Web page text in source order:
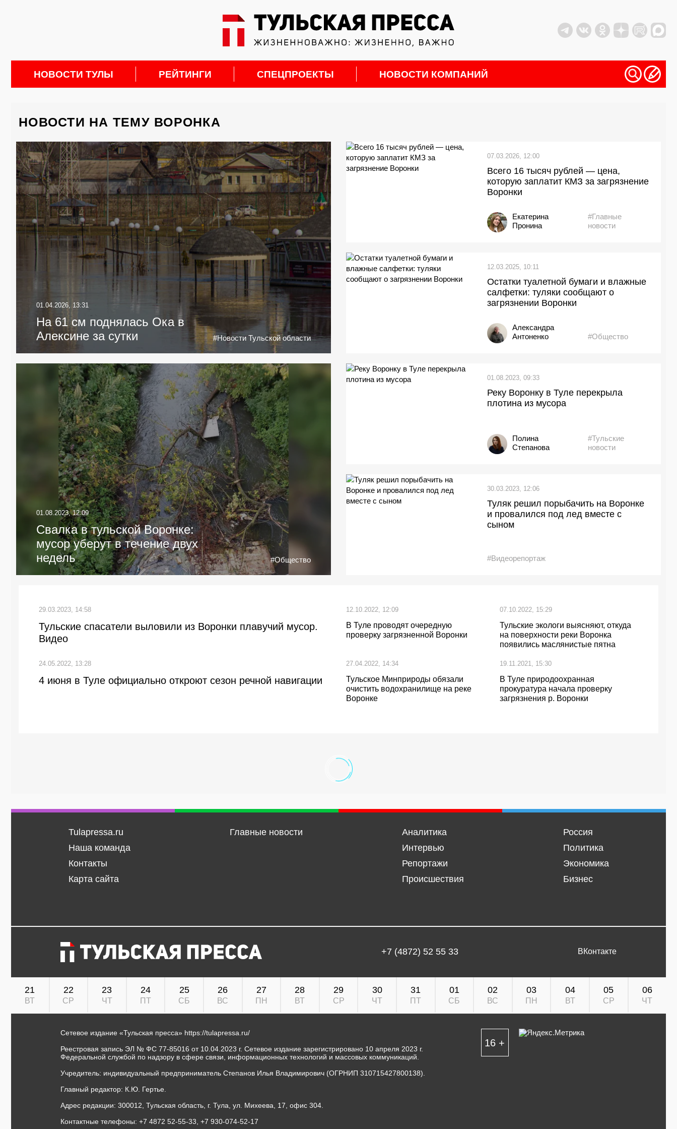
НОВОСТИ ТУЛЫ РЕЙТИНГИ СПЕЦПРОЕКТЫ НОВОСТИ КОМПАНИЙ
НОВОСТИ НА ТЕМУ ВОРОНКА
01.04.2026, 13:31
На 61 см поднялась Ока в
Алексине за сутки
#Новости Тульской области
07.03.2026, 12:00
Всего 16 тысяч рублей — цена,
которую заплатит КМЗ за загрязнение
Воронки
Екатерина
Пронина
#Главные
новости
12.03.2025, 10:11
Остатки туалетной бумаги и влажные
салфетки: туляки сообщают о
загрязнении Воронки
Александра
Антоненко
#Общество
01.08.2023, 12:09
Свалка в тульской Воронке:
мусор уберут в течение двух
недель
#Общество
01.08.2023, 09:33
Реку Воронку в Туле перекрыла
плотина из мусора
Полина
Степанова
#Тульские
новости
30.03.2023, 12:06
Туляк решил порыбачить на Воронке
и провалился под лед вместе с
сыном
#Видеорепортаж
29.03.2023, 14:58
Тульские спасатели выловили из Воронки плавучий мусор.
Видео
12.10.2022, 12:09
В Туле проводят очередную
проверку загрязненной Воронки
07.10.2022, 15:29
Тульские экологи выясняют, откуда
на поверхности реки Воронка
появились маслянистые пятна
24.05.2022, 13:28
4 июня в Туле официально откроют сезон речной навигации
27.04.2022, 14:34
Тульское Минприроды обязали
очистить водохранилище на реке
Воронке
19.11.2021, 15:30
В Туле природоохранная
прокуратура начала проверку
загрязнения р. Воронки
Tulapressa.ru
Наша команда
Контакты
Карта сайта
Главные новости
Аналитика
Интервью
Репортажи
Происшествия
Россия
Политика
Экономика
Бизнес
+7 (4872) 52 55 33 ВКонтакте
21
ВТ
22
СР
23
ЧТ
24
ПТ
25
СБ
26
ВС
27
ПН
28
ВТ
29
СР
30
ЧТ
31
ПТ
01
СБ
02
ВС
03
ПН
04
ВТ
05
СР
06
ЧТ
Сетевое издание «Тульская пресса» https://tulapressa.ru/
Реестровая запись ЭЛ № ФС 77-85016 от 10.04.2023 г. Сетевое издание зарегистрировано 10 апреля 2023 г.
Федеральной службой по надзору в сфере связи, информационных технологий и массовых коммуникаций.
Учредитель: индивидуальный предприниматель Степанов Илья Владимирович (ОГРНИП 310715427800138).
Главный редактор: К.Ю. Гертье.
Адрес редакции: 300012, Тульская область, г. Тула, ул. Михеева, 17, офис 304.
Контактные телефоны: +7 4872 52-55-33, +7 930-074-52-17
16 +